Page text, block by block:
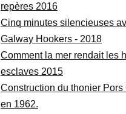
repères 2016
Cinq minutes silencieuses
Galway Hookers - 2018
Comment la mer rendait les
esclaves 2015
Construction du thonier Pors
en 1962.